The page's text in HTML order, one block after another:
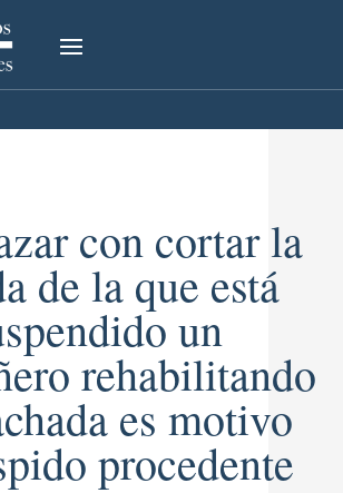
con cortar la
de la que está
un
rehabilitando
es motivo
procedente